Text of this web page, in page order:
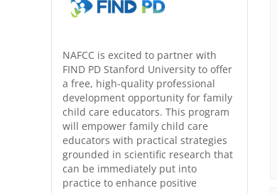
NAFCC is excited to partner with
FIND PD Stanford University to offer
a free, high-quality professional
development opportunity for family
child care educators. This program
will empower family child care
educators with practical strategies
grounded in scientific research that
can be immediately put into
practice to enhance positive